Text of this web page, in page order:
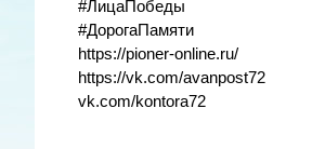
#ЛицаПобеды
#ДорогаПамяти
https://pioner-online.ru/
https://vk.com/avanpost72
vk.com/kontora72